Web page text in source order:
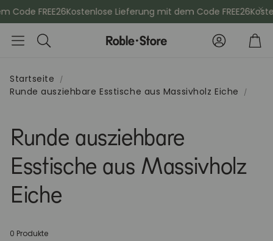
FREE26Kostenlose Lieferung mit dem Code FREE26
Suche
Konto
Sideboards
Startseite
Runde ausziehbare Esstische aus Massivholz Eiche
Runde ausziehbare
Esstische aus Massivholz
Eiche
0 Produkte